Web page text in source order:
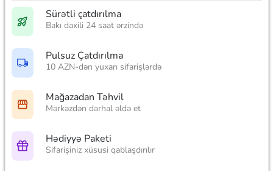
Sürətli çatdırılma
Bakı daxili 24 saat ərzində
Pulsuz Çatdırılma
10 AZN-dən yuxarı sifarişlərdə
Mağazadan Təhvil
Mərkəzdən dərhal əldə et
Hədiyyə Paketi
Sifarişiniz xüsusi qablaşdırılır